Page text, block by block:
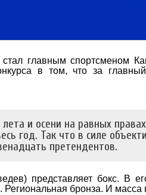
главным спортсменом
в том, что за
и осени на равных
год. Так что в силе
претендентов.
представляет бокс. В
бронза. И масса